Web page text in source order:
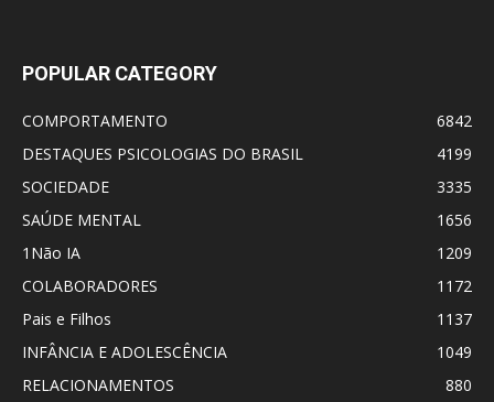
POPULAR CATEGORY
COMPORTAMENTO
6842
DESTAQUES PSICOLOGIAS DO BRASIL
4199
SOCIEDADE
3335
SAÚDE MENTAL
1656
1Não IA
1209
COLABORADORES
1172
Pais e Filhos
1137
INFÂNCIA E ADOLESCÊNCIA
1049
RELACIONAMENTOS
880